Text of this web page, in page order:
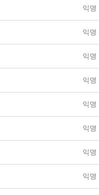
익명
익명
익명
익명
익명
익명
익명
익명